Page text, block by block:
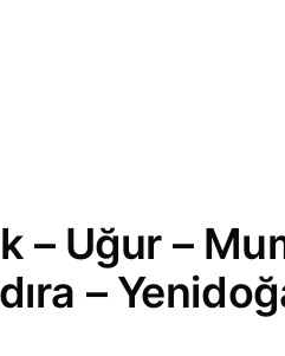
– Uğur –
–